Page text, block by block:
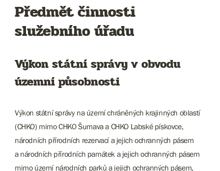
Předmět činnosti
služebního úřadu
Výkon státní správy v obvodu
územní působnosti
Výkon státní správy na území chráněných krajinných oblastí
(CHKO) mimo CHKO Šumava a CHKO Labské pískovce,
národních přírodních rezervací a jejich ochranných pásem
a národních přírodních památek a jejich ochranných pásem
mimo území národních parků a jejich ochranných pásem,